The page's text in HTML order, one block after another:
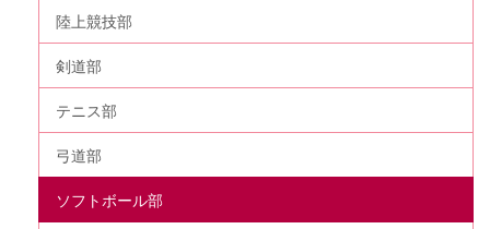
陸上競技部
剣道部
テニス部
弓道部
ソフトボール部